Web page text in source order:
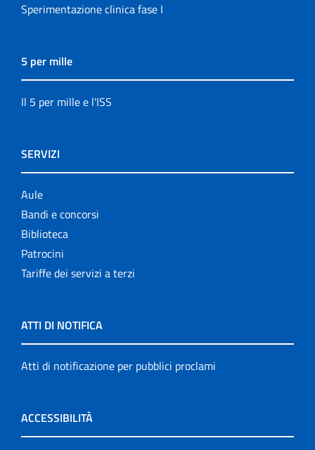
Sperimentazione clinica fase I
5 per mille
Il 5 per mille e l'ISS
SERVIZI
Aule
Bandi e concorsi
Biblioteca
Patrocini
Tariffe dei servizi a terzi
ATTI DI NOTIFICA
Atti di notificazione per pubblici proclami
ACCESSIBILITÀ